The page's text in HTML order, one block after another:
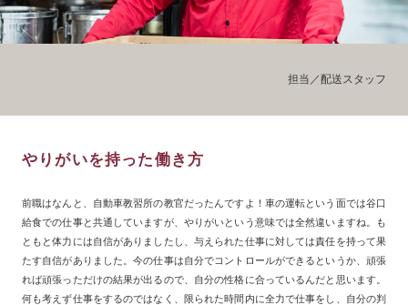
担当／配送スタッフ
やりがいを持った働き方
前職はなんと、自動車教習所の教官だったんですよ！車の運転という面では谷口
給食での仕事と共通していますが、やりがいという意味では全然違いますね。も
ともと体力には自信がありましたし、与えられた仕事に対しては責任を持って果
たす自信がありました。今の仕事は自分でコントロールができるというか、頑張
れば頑張っただけの結果が出るので、自分の性格に合っているんだと思います。
何も考えず仕事をするのではなく、限られた時間内に全力で仕事をし、自分の判